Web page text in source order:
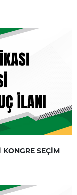
SEÇİM